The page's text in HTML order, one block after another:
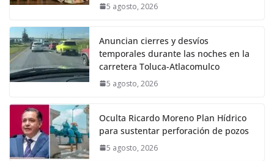
5 agosto, 2026
Anuncian cierres y desvíos
temporales durante las noches en la
carretera Toluca-Atlacomulco
5 agosto, 2026
Oculta Ricardo Moreno Plan Hídrico
para sustentar perforación de pozos
5 agosto, 2026